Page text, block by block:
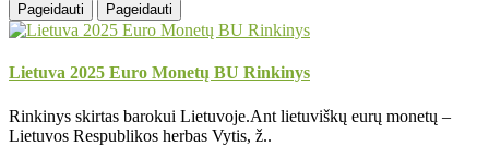
Pageidauti
Pageidauti
Lietuva 2025 Euro Monetų BU Rinkinys
Rinkinys skirtas barokui Lietuvoje.Ant lietuviškų eurų monetų –
Lietuvos Respublikos herbas Vytis, ž..